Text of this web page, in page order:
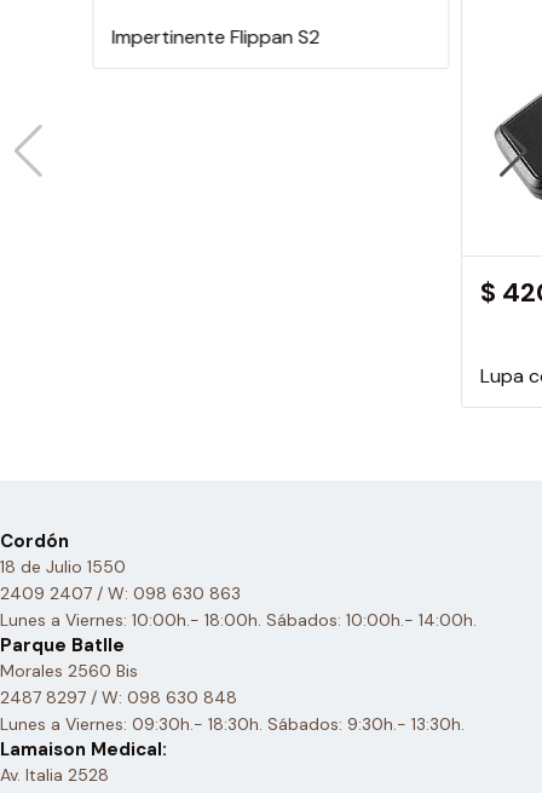
Impertinente Flippan S2
$
Lupa
Cordón
18 de Julio 1550
2409 2407 / W: 098 630 863
Lunes a Viernes: 10:00h.- 18:00h. Sábados: 10:00h.- 14:00h.
Parque Batlle
Morales 2560 Bis
2487 8297 / W: 098 630 848
Lunes a Viernes: 09:30h.- 18:30h. Sábados: 9:30h.- 13:30h.
Lamaison Medical:
Av. Italia 2528